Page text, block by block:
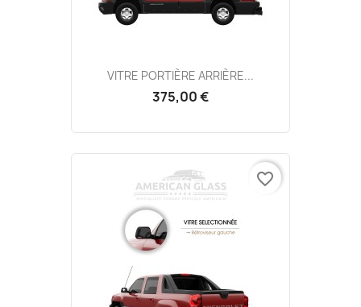
VITRE PORTIÈRE ARRIÈRE...
375,00 €
favorite_border